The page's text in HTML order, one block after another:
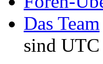
Das Team
sind